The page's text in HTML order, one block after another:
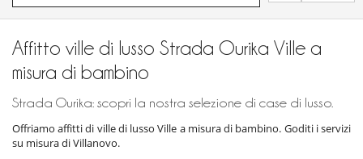
Affitto ville di lusso Strada Ourika Ville a
misura di bambino
Strada Ourika: scopri la nostra selezione di case di lusso.
Offriamo affitti di ville di lusso Ville a misura di bambino. Goditi i servizi
su misura di Villanovo.